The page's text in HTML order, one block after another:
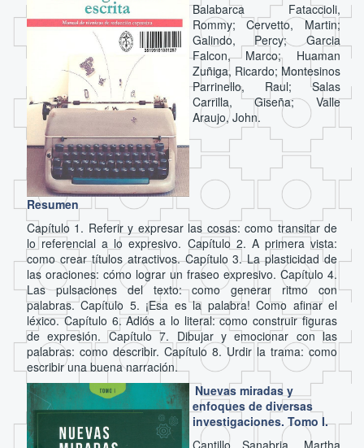
Balabarca Fataccioli,
Rommy; Cervetto, Martin;
Galindo, Percy; Garcia
Falcon, Marco; Huaman
Zuñiga, Ricardo; Montesinos
Parrinello, Raul; Salas
Carrilla, Giseña; Valle
Araujo, John.
Resumen
Capítulo 1. Referir y expresar las cosas: como transitar de
lo referencial a lo expresivo. Capítulo 2. A primera vista:
como crear títulos atractivos. Capítulo 3. La plasticidad de
las oraciones: cómo lograr un fraseo expresivo. Capítulo 4.
Las pulsaciones del texto: como generar ritmo con
palabras. Capítulo 5. ¡Esa es la palabra! Como afinar el
léxico. Capítulo 6. Adiós a lo literal: como construir figuras
de expresión. Capítulo 7. Dibujar y emocionar con las
palabras: como describir. Capítulo 8. Urdir la trama: como
escribir una buena narración.
Nuevas miradas y
enfoques de diversas
investigaciones. Tomo I.
Cantillo Sanabria, Martha